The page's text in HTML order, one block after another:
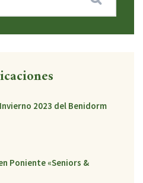
2023 del Benidorm
Poniente «Seniors &